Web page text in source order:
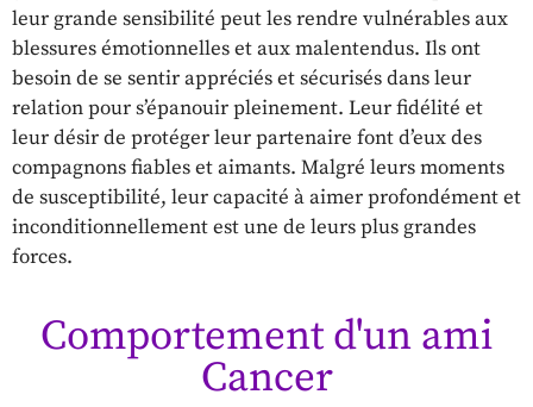
leur grande sensibilité peut les rendre vulnérables aux
blessures émotionnelles et aux malentendus. Ils ont
besoin de se sentir appréciés et sécurisés dans leur
relation pour s’épanouir pleinement. Leur fidélité et
leur désir de protéger leur partenaire font d’eux des
compagnons fiables et aimants. Malgré leurs moments
de susceptibilité, leur capacité à aimer profondément et
inconditionnellement est une de leurs plus grandes
forces.
Comportement d'un ami
Cancer